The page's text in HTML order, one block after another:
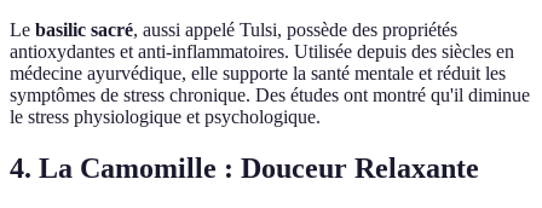
Le basilic sacré, aussi appelé Tulsi, possède des propriétés
antioxydantes et anti-inflammatoires. Utilisée depuis des siècles en
médecine ayurvédique, elle supporte la santé mentale et réduit les
symptômes de stress chronique. Des études ont montré qu'il diminue
le stress physiologique et psychologique.
4. La Camomille : Douceur Relaxante